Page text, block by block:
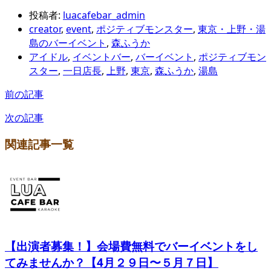
投稿者: luacafebar_admin
creator, event, ポジティブモンスター, 東京・上野・湯
島のバーイベント , 森ふうか
アイドル, イベントバー, バーイベント , ポジティブモン
スター, 一日店長, 上野, 東京, 森ふうか, 湯島
前の記事
次の記事
関連記事一覧
【出演者募集！】会場費無料でバーイベントをし
てみませんか？【4月２９日〜５月７日】